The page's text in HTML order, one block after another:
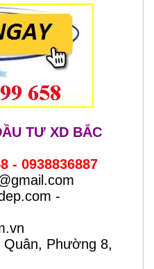
TƯ XD BẮC
- 0938836887
-
Phường 8,